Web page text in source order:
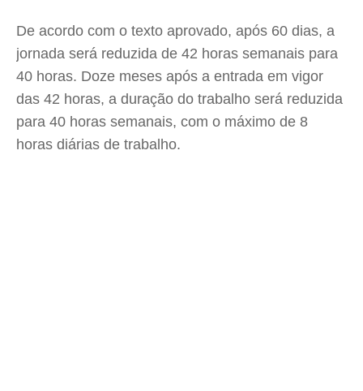
De acordo com o texto aprovado, após 60 dias, a
jornada será reduzida de 42 horas semanais para
40 horas. Doze meses após a entrada em vigor
das 42 horas, a duração do trabalho será reduzida
para 40 horas semanais, com o máximo de 8
horas diárias de trabalho.